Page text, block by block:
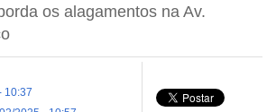
os alagamentos na Av.
10:37